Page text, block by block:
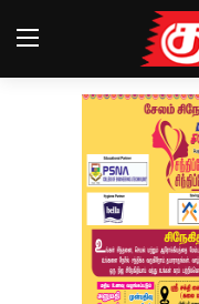
Magazines